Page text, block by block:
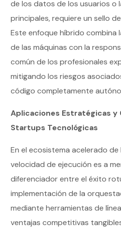
de los datos de los usuarios o
principales, requiere un sello
Este enfoque híbrido combina
de las máquinas con la
común de los profesionales
mitigando los riesgos
código completamente
Aplicaciones Estratégicas y
Startups Tecnológicas
En el ecosistema acelerado
velocidad de ejecución es a
diferenciador entre el éxito
implementación de la
mediante herramientas de
ventajas competitivas